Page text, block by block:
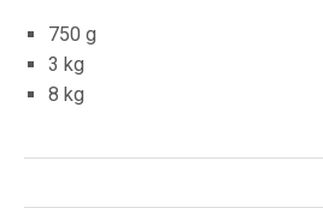
750 g
3 kg
8 kg